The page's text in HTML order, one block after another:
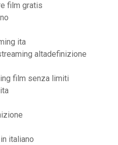
film gratis
ita
altadefinizione
film senza limiti
italiano